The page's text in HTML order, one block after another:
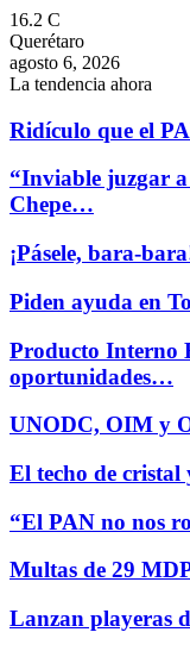
16.2 C
Querétaro
agosto 6, 2026
La tendencia ahora
Ridículo que el
“Inviable juzgar a
Chepe…
¡Pásele, bara-
Piden ayuda en
Producto Interno
oportunidades…
UNODC, OIM y
El techo de
“El PAN no nos
Multas de 29
Lanzan playeras